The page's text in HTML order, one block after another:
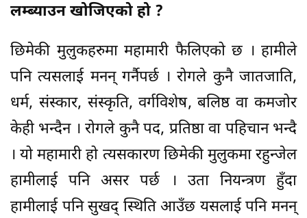
लम्ब्याउन खोजिएको हो ?
छिमेकी मुलुकहरुमा महामारी फैलिएको छ । हामीले
पनि त्यसलाई मनन् गर्नैपर्छ । रोगले कुनै जातजाति,
धर्म, संस्कार, संस्कृति, वर्गविशेष, बलिष्ठ वा कमजोर
केही भन्दैन । रोगले कुनै पद, प्रतिष्ठा वा पहिचान भन्दै
। यो महामारी हो त्यसकारण छिमेकी मुलुकमा रहुन्जेल
हामीलाई पनि असर पर्छ । उता नियन्त्रण हुँदा
हामीलाई पनि सुखद् स्थिति आउँछ यसलाई पनि मनन्